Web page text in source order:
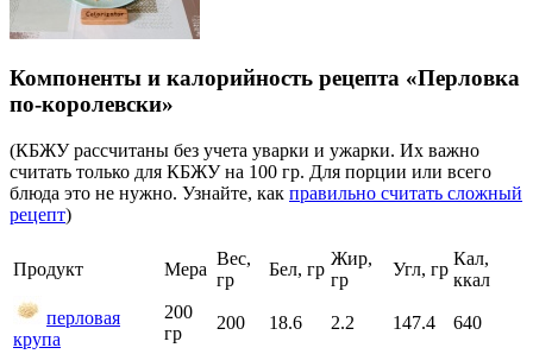
Компоненты и калорийность рецепта «Перловка
по-королевски»
(КБЖУ рассчитаны без учета уварки и ужарки. Их важно
считать только для КБЖУ на 100 гр. Для порции или всего
блюда это не нужно. Узнайте, как правильно считать сложный
рецепт)
Продукт Мера
Вес,
гр
Бел, гр
Жир,
гр
Угл, гр
Кал,
ккал
перловая
крупа
200
гр
200 18.6 2.2 147.4 640